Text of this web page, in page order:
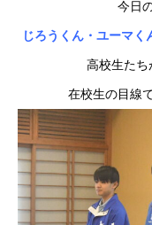
今日
じろうくん・ユーマ
高校生たち
在校生の目線